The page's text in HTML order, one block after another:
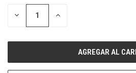
ACTUALES:
DISMINUIR
CANTIDAD
UNDEFINED
AUMENTAR
UNDEFINED